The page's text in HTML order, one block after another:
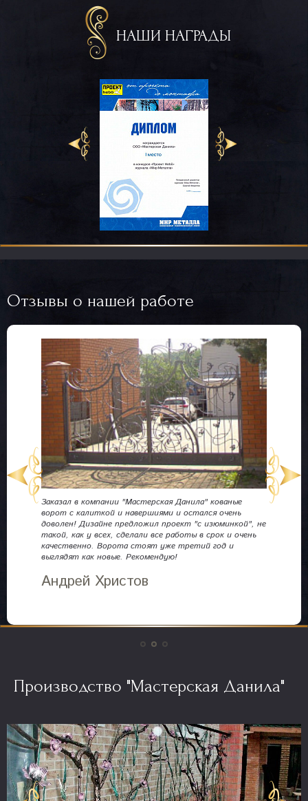
НАШИ НАГРАДЫ
Отзывы о нашей работе
Заказал в компании "Мастерская Данила" кованые
ворот с калиткой и навершиями и остался очень
доволен! Дизайне предложил проект "с изюминкой", не
такой, как у всех, сделали все работы в срок и очень
качественно. Ворота стоят уже третий год и
выглядят как новые. Рекомендую!
Андрей Христов
Производство "Мастерская Данила"